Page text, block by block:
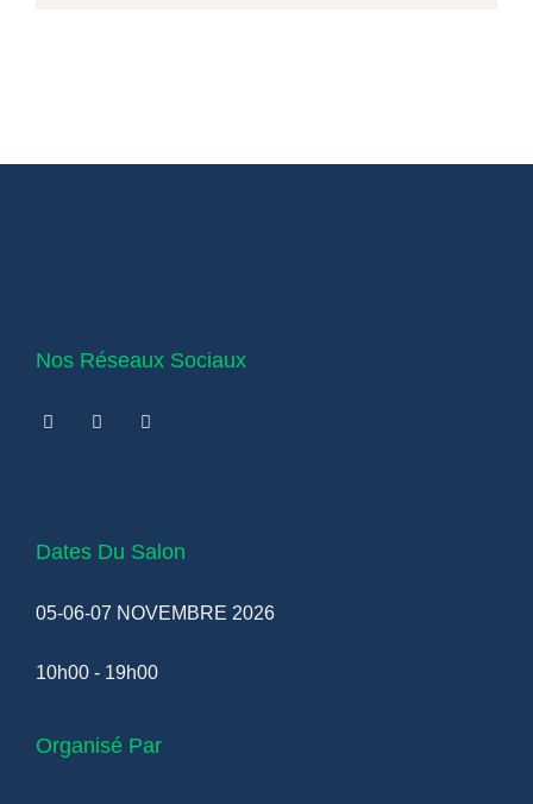
Nos Réseaux Sociaux
Dates Du Salon
05-06-07 NOVEMBRE 2026
10h00 - 19h00
Organisé Par